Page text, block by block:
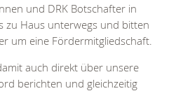
und DRK Botschafter in
zu Haus unterwegs und bitten
um eine Fördermitgliedschaft.
auch direkt über unsere
berichten und gleichzeitig